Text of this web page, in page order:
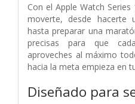
Con el Apple Watch
moverte, desde hacerte
hasta preparar una
precisas para que
aproveches al máximo
hacia la meta empieza en
Diseñado para